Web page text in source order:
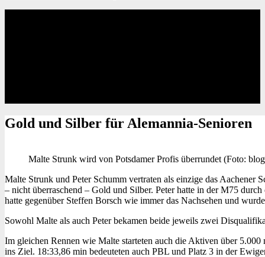
Gold und Silber für Alemannia-Senioren
Malte Strunk wird von Potsdamer Profis überrundet (Foto:
Malte Strunk und Peter Schumm vertraten als einzige das
– nicht überraschend – Gold und Silber. Peter hatte in der M75
hatte gegenüber Steffen Borsch wie immer das Nachsehen und
Sowohl Malte als auch Peter bekamen beide jeweils zwei
Im gleichen Rennen wie Malte starteten auch die Aktiven über
ins Ziel. 18:33,86 min bedeuteten auch PBL und Platz 3 in der